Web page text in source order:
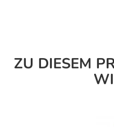
ZU DIESEM